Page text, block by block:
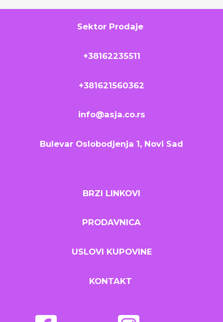
Sektor Prodaje
+38162235511
+381621560362
info@asja.co.rs
Bulevar Oslobodjenja 1, Novi Sad
BRZI LINKOVI
PRODAVNICA
USLOVI KUPOVINE
KONTAKT